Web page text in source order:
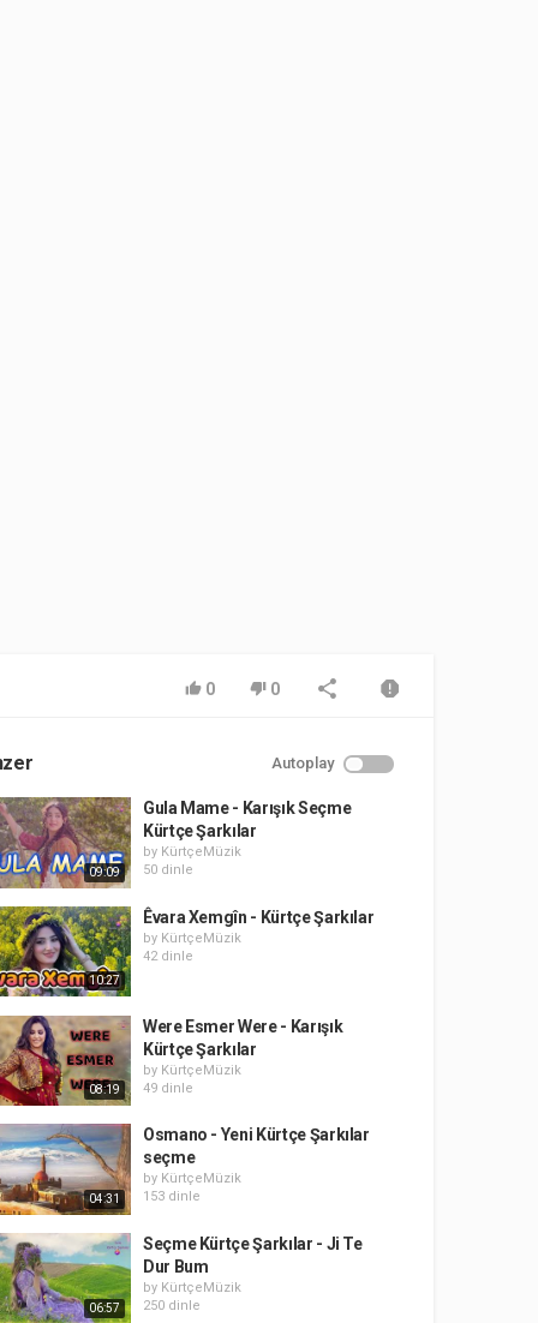
0 0
Autoplay
09:09
Gula Mame - Karışık Seçme
Kürtçe Şarkılar
by KürtçeMüzik
50 dinle
10:27
Êvara Xemgîn - Kürtçe Şarkılar
by KürtçeMüzik
42 dinle
08:19
Were Esmer Were - Karışık
Kürtçe Şarkılar
by KürtçeMüzik
49 dinle
04:31
Osmano - Yeni Kürtçe Şarkılar
seçme
by KürtçeMüzik
153 dinle
06:57
Seçme Kürtçe Şarkılar - Ji Te
Dur Bum
by KürtçeMüzik
250 dinle